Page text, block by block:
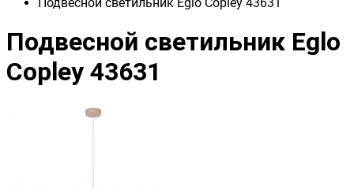
Подвесной светильник Eglo
Copley 43631